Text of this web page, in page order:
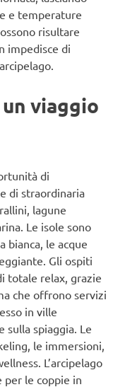
e temperature
risultare
impedisce di
viaggio
di
di straordinaria
lagune
Le isole sono
bianca, le acque
Gli ospiti
totale relax, grazie
che offrono servizi
in ville
sulla spiaggia. Le
le immersioni,
L’arcipelago
per le coppie in